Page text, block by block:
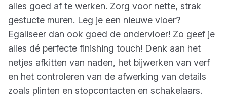
alles goed af te werken. Zorg voor nette, strak
gestucte muren. Leg je een nieuwe vloer?
Egaliseer dan ook goed de ondervloer! Zo geef je
alles dé perfecte finishing touch! Denk aan het
netjes afkitten van naden, het bijwerken van verf
en het controleren van de afwerking van details
zoals plinten en stopcontacten en schakelaars.